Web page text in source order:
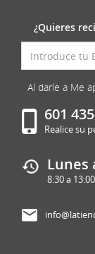
¿Quieres
Al darle a Me
601
Realice su
Lunes
8:30 a